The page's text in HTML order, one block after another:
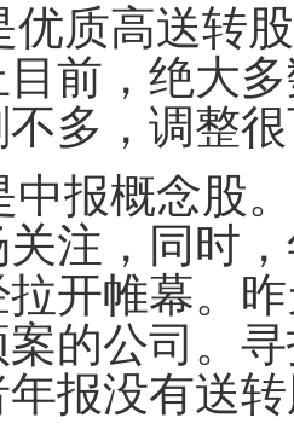
质高送转
前，绝大
多，调整
报概念股
注，同时
开帷幕。
的公司。
报没有送